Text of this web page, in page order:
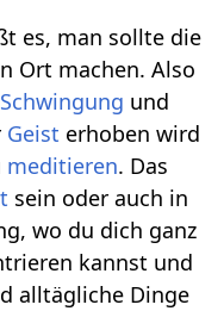
es, man sollte die
Ort machen. Also
Schwingung und
Geist erhoben wird
meditieren. Das
sein oder auch in
wo du dich ganz
kannst und
alltägliche Dinge